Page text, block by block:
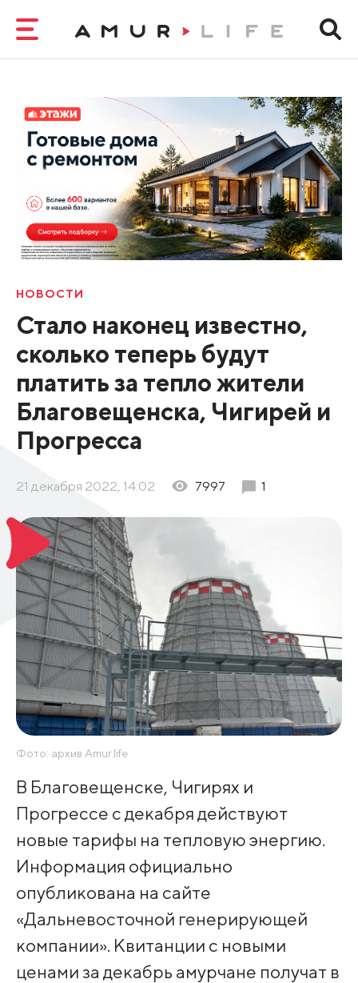
НОВОСТИ
Стало наконец известно,
сколько теперь будут
платить за тепло жители
Благовещенска, Чигирей и
Прогресса
21 декабря 2022, 14:02 7997 1
Фото: архив Amur.life
В Благовещенске, Чигирях и
Прогрессе с декабря действуют
новые тарифы на тепловую энергию.
Информация официально
опубликована на сайте
«Дальневосточной генерирующей
компании». Квитанции с новыми
ценами за декабрь амурчане получат в